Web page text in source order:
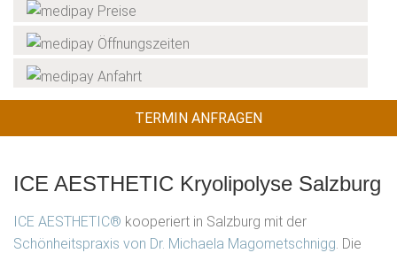
Preise
Öffnungszeiten
Anfahrt
TERMIN ANFRAGEN
ICE AESTHETIC Kryolipolyse Salzburg
ICE AESTHETIC® kooperiert in Salzburg mit der
Schönheitspraxis von Dr. Michaela Magometschnigg. Die